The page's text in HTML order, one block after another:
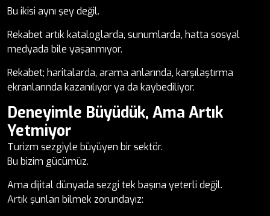
Bu ikisi aynı şey değil.
Rekabet artık kataloglarda, sunumlarda, hatta sosyal
medyada bile yaşanmıyor.
Rekabet; haritalarda, arama anlarında, karşılaştırma
ekranlarında kazanılıyor ya da kaybediliyor.
Deneyimle Büyüdük, Ama Artık
Yetmiyor
Turizm sezgiyle büyüyen bir sektör.
Bu bizim gücümüz.
Ama dijital dünyada sezgi tek başına yeterli değil.
Artık şunları bilmek zorundayız: